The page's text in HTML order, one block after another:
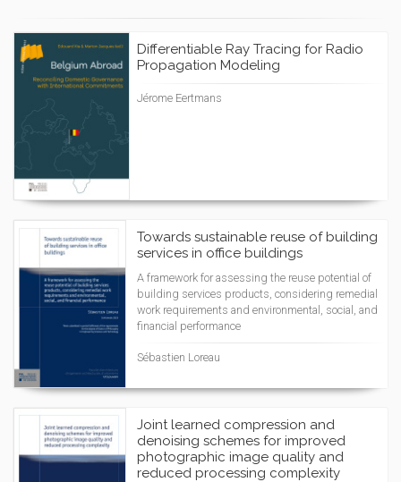
Differentiable Ray Tracing for Radio
Propagation Modeling
Jérome Eertmans
Towards sustainable reuse of building
services in office buildings
A framework for assessing the reuse potential of
building services products, considering remedial
work requirements and environmental, social, and
financial performance
Sébastien Loreau
Joint learned compression and
denoising schemes for improved
photographic image quality and
reduced processing complexity